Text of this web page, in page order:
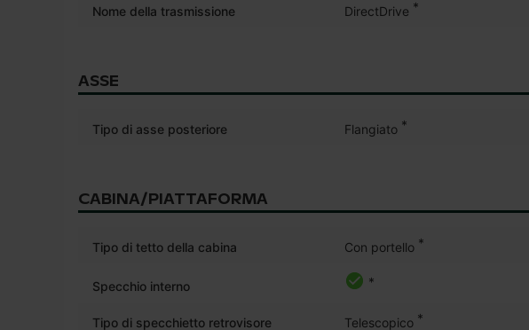
Nome della trasmissione DirectDrive *
ASSE
Tipo di asse posteriore Flangiato *
CABINA/PIATTAFORMA
Tipo di tetto della cabina Con portello *
Specchio interno *
Tipo di specchietto retrovisore Telescopico *